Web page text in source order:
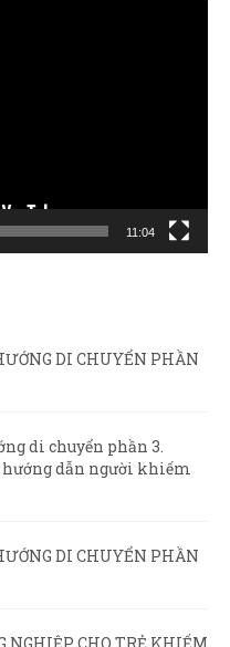
11:04
DI CHUYỂN PHẦN
di chuyển phần 3.
hướng dẫn người khiếm
DI CHUYỂN PHẦN